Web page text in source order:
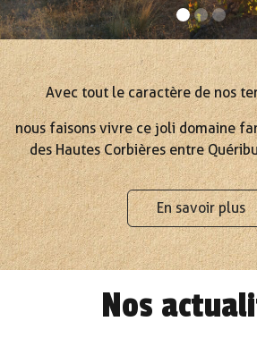
Avec tout le caractère de nos
nous faisons vivre ce joli domaine
des Hautes Corbières entre
En savoir plus
Nos